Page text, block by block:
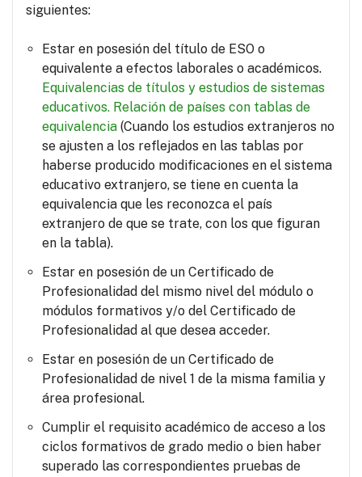
siguientes:
Estar en posesión del título de ESO o
equivalente a efectos laborales o académicos.
Equivalencias de títulos y estudios de sistemas
educativos. Relación de países con tablas de
equivalencia (Cuando los estudios extranjeros no
se ajusten a los reflejados en las tablas por
haberse producido modificaciones en el sistema
educativo extranjero, se tiene en cuenta la
equivalencia que les reconozca el país
extranjero de que se trate, con los que figuran
en la tabla).
Estar en posesión de un Certificado de
Profesionalidad del mismo nivel del módulo o
módulos formativos y/o del Certificado de
Profesionalidad al que desea acceder.
Estar en posesión de un Certificado de
Profesionalidad de nivel 1 de la misma familia y
área profesional.
Cumplir el requisito académico de acceso a los
ciclos formativos de grado medio o bien haber
superado las correspondientes pruebas de